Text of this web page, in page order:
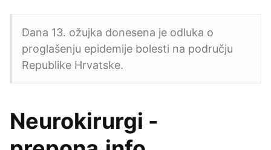
Dana 13. ožujka donesena je odluka o
proglašenju epidemije bolesti na području
Republike Hrvatske.
Neurokirurgi -